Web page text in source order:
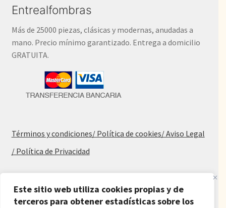
Este sitio web utiliza cookies propias y de
terceros para obtener estadísticas sobre los
Entrealfombras
Más de 25000 piezas, clásicas y modernas, anudadas a
mano. Precio mínimo garantizado. Entrega a domicilio
GRATUITA.
Términos y condiciones/ Política de cookies/ Aviso Legal
/ Política de Privacidad
Alfombras baratas